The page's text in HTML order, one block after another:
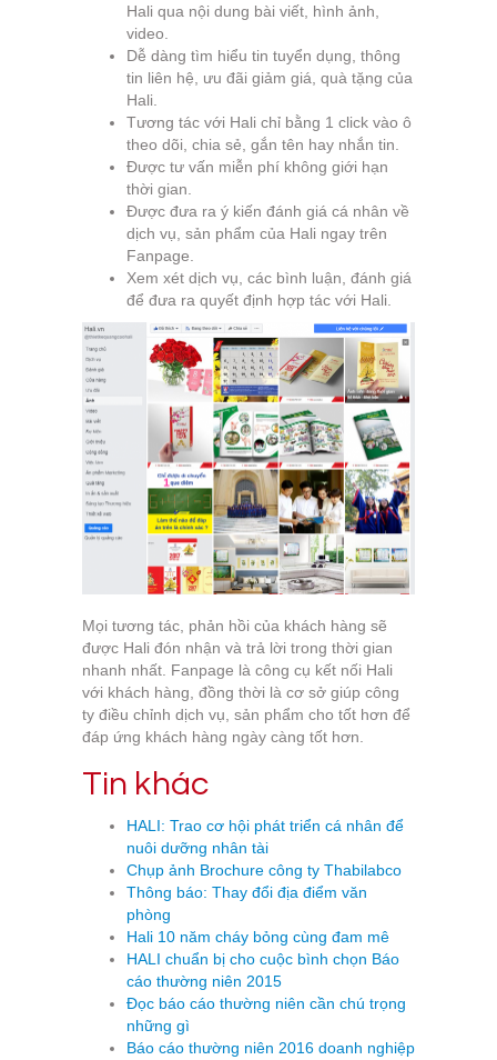
Hali qua nội dung bài viết, hình ảnh,
video.
Dễ dàng tìm hiểu tin tuyển dụng, thông
tin liên hệ, ưu đãi giảm giá, quà tặng của
Hali.
Tương tác với Hali chỉ bằng 1 click vào ô
theo dõi, chia sẻ, gắn tên hay nhắn tin.
Được tư vấn miễn phí không giới hạn
thời gian.
Được đưa ra ý kiến đánh giá cá nhân về
dịch vụ, sản phẩm của Hali ngay trên
Fanpage.
Xem xét dịch vụ, các bình luận, đánh giá
để đưa ra quyết định hợp tác với Hali.
Mọi tương tác, phản hồi của khách hàng sẽ
được Hali đón nhận và trả lời trong thời gian
nhanh nhất. Fanpage là công cụ kết nối Hali
với khách hàng, đồng thời là cơ sở giúp công
ty điều chỉnh dịch vụ, sản phẩm cho tốt hơn để
đáp ứng khách hàng ngày càng tốt hơn.
Tin khác
HALI: Trao cơ hội phát triển cá nhân để
nuôi dưỡng nhân tài
Chụp ảnh Brochure công ty Thabilabco
Thông báo: Thay đổi địa điểm văn
phòng
Hali 10 năm cháy bỏng cùng đam mê
HALI chuẩn bị cho cuộc bình chọn Báo
cáo thường niên 2015
Đọc báo cáo thường niên cần chú trọng
những gì
Báo cáo thường niên 2016 doanh nghiệp